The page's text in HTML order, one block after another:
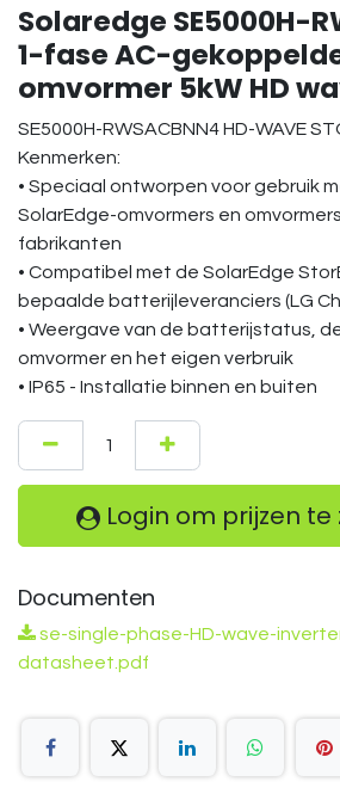
Solaredge SE5000H-
1-fase AC-
omvormer 5kW HD
SE5000H-RWSACBNN4 HD-WAVE
Kenmerken:
• Speciaal ontworpen voor gebruik
SolarEdge-omvormers en
fabrikanten
• Compatibel met de SolarEdge
bepaalde batterijleveranciers (LG
• Weergave van de batterijstatus,
omvormer en het eigen verbruik
• IP65 - Installatie binnen en buiten
Login om prijzen te
Documenten
se-single-phase-HD-wave-
datasheet.pdf